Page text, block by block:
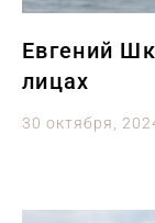
Евгений
лицах
30 октября,